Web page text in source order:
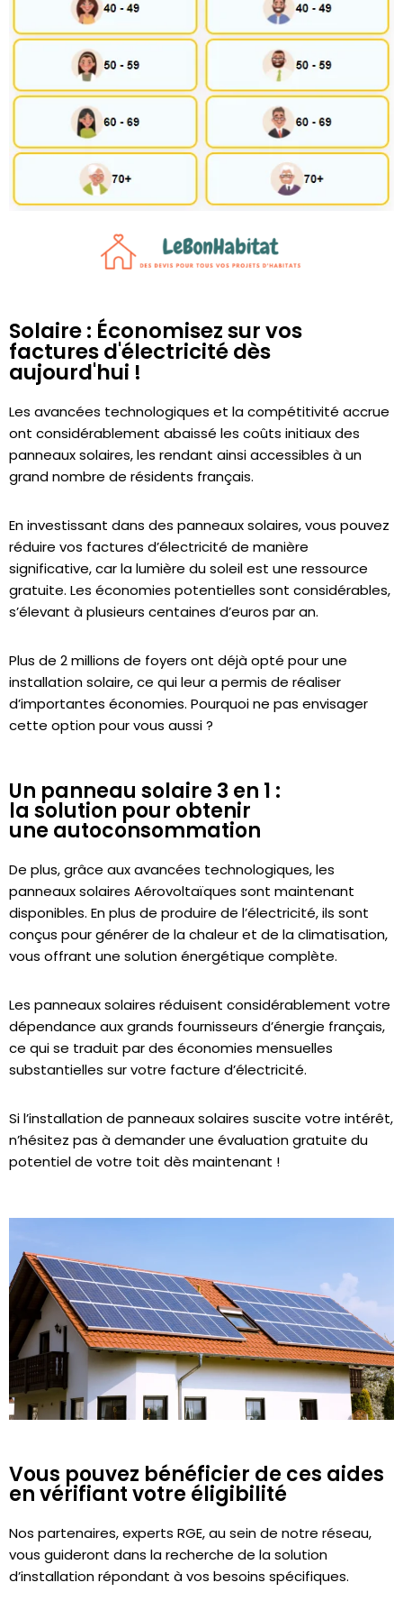
Solaire : Économisez sur vos
factures d'électricité dès
aujourd'hui !
Les avancées technologiques et la compétitivité accrue
ont considérablement abaissé les coûts initiaux des
panneaux solaires, les rendant ainsi accessibles à un
grand nombre de résidents français.
En investissant dans des panneaux solaires, vous pouvez
réduire vos factures d’électricité de manière
significative, car la lumière du soleil est une ressource
gratuite. Les économies potentielles sont considérables,
s’élevant à plusieurs centaines d’euros par an.
Plus de 2 millions de foyers ont déjà opté pour une
installation solaire, ce qui leur a permis de réaliser
d’importantes économies. Pourquoi ne pas envisager
cette option pour vous aussi ?
Un panneau solaire 3 en 1 :
la solution pour obtenir
une autoconsommation
De plus, grâce aux avancées technologiques, les
panneaux solaires Aérovoltaïques sont maintenant
disponibles. En plus de produire de l’électricité, ils sont
conçus pour générer de la chaleur et de la climatisation,
vous offrant une solution énergétique complète.
Les panneaux solaires réduisent considérablement votre
dépendance aux grands fournisseurs d’énergie français,
ce qui se traduit par des économies mensuelles
substantielles sur votre facture d’électricité.
Si l’installation de panneaux solaires suscite votre intérêt,
n’hésitez pas à demander une évaluation gratuite du
potentiel de votre toit dès maintenant !
Vous pouvez bénéficier de ces aides
en vérifiant votre éligibilité
Nos partenaires, experts RGE, au sein de notre réseau,
vous guideront dans la recherche de la solution
d’installation répondant à vos besoins spécifiques.